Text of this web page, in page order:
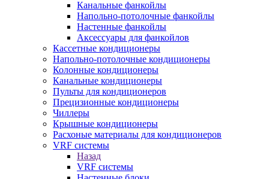
Канальные фанкойлы
Напольно-потолочные фанкойлы
Настенные фанкойлы
Аксессуары для фанкойлов
Кассетные кондиционеры
Напольно-потолочные кондиционеры
Колонные кондиционеры
Канальные кондиционеры
Пульты для кондиционеров
Прецизионные кондиционеры
Чиллеры
Крышные кондиционеры
Расхоные материалы для кондиционеров
VRF системы
Назад
VRF системы